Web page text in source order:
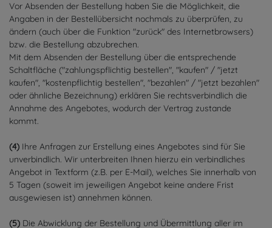
Vor Absenden der Bestellung haben Sie die Möglichkeit, die
Angaben in der Bestellübersicht nochmals zu überprüfen, zu
ändern (auch über die Funktion "zurück" des Internetbrowsers)
bzw. die Bestellung abzubrechen.
Mit dem Absenden der Bestellung über die entsprechende
Schaltfläche ("zahlungspflichtig bestellen", "kaufen" / "jetzt
kaufen", "kostenpflichtig bestellen", "bezahlen" / "jetzt bezahlen"
oder ähnliche Bezeichnung) erklären Sie rechtsverbindlich die
Annahme des Angebotes, wodurch der Vertrag zustande
kommt.
(4) Ihre Anfragen zur Erstellung eines Angebotes sind für Sie
unverbindlich. Wir unterbreiten Ihnen hierzu ein verbindliches
Angebot in Textform (z.B. per E-Mail), welches Sie innerhalb von
5 Tagen (soweit im jeweiligen Angebot keine andere Frist
ausgewiesen ist) annehmen können.
(5) Die Abwicklung der Bestellung und Übermittlung aller im